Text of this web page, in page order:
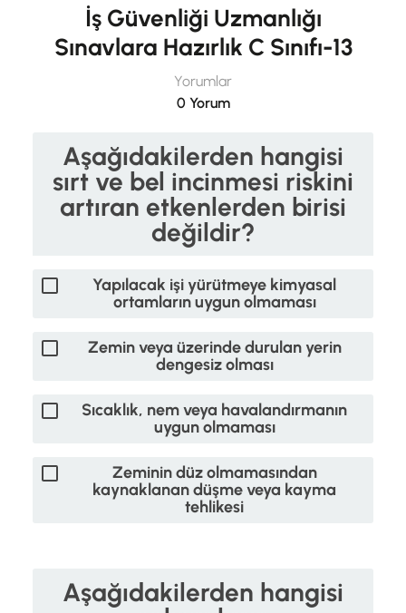
İş Güvenliği Uzmanlığı
Sınavlara Hazırlık C Sınıfı-13
Yorumlar
0 Yorum
Aşağıdakilerden hangisi
sırt ve bel incinmesi riskini
artıran etkenlerden birisi
değildir?
Yapılacak işi yürütmeye kimyasal
ortamların uygun olmaması
Zemin veya üzerinde durulan yerin
dengesiz olması
Sıcaklık, nem veya havalandırmanın
uygun olmaması
Zeminin düz olmamasından
kaynaklanan düşme veya kayma
tehlikesi
Aşağıdakilerden hangisi